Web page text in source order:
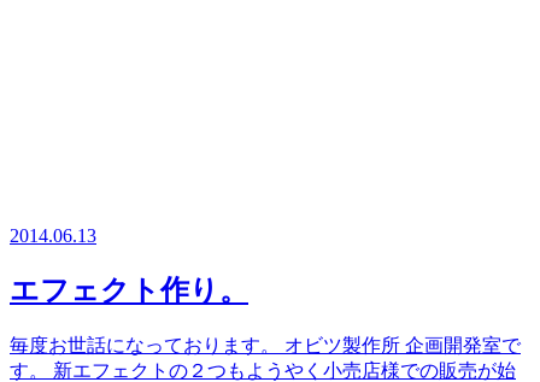
2014.06.13
エフェクト作り。
毎度お世話になっております。 オビツ製作所 企画開発室で
す。 新エフェクトの２つもようやく小売店様での販売が始